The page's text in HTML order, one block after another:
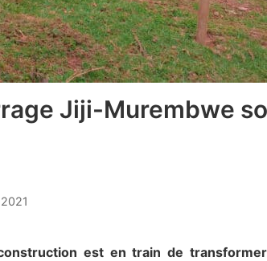
Jiji-Murembwe
est en train de